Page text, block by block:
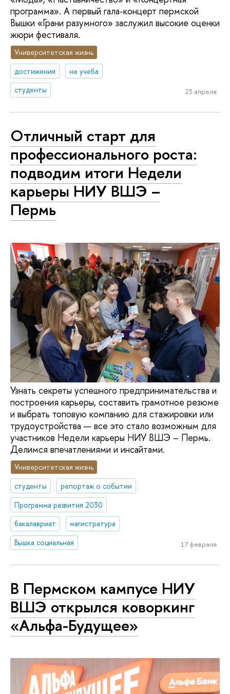
программа». А первый гала-концерт пермской
Вышки «Грани разумного» заслужил высокие оценки
жюри фестиваля.
Университетская жизнь
достижения
не учеба
студенты
23 апреля
Отличный старт для
профессионального роста:
подводим итоги Недели
карьеры НИУ ВШЭ –
Пермь
Узнать секреты успешного предпринимательства и
построения карьеры, составить грамотное резюме
и выбрать топовую компанию для стажировки или
трудоустройства — все это стало возможным для
участников Недели карьеры НИУ ВШЭ – Пермь.
Делимся впечатлениями и инсайтами.
Университетская жизнь
студенты
репортаж о событии
Программа развития 2030
бакалавриат
магистратура
Вышка социальная
17 февраля
В Пермском кампусе НИУ
ВШЭ открылся коворкинг
«Альфа-Будущее»